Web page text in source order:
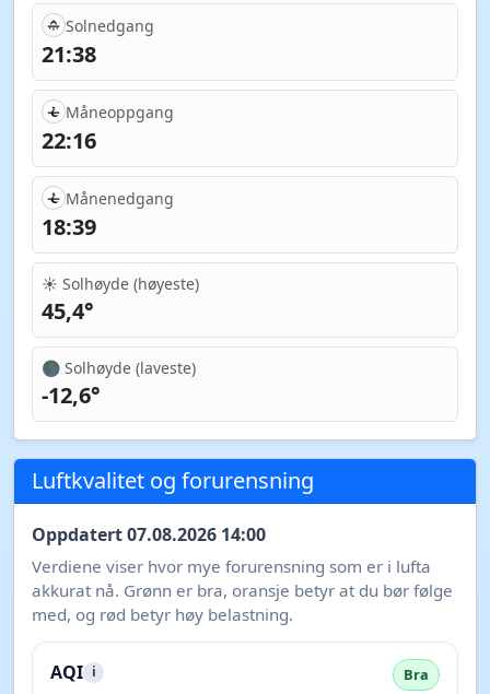
Solnedgang
21:38
Måneoppgang
22:16
Månenedgang
18:39
☀️ Solhøyde (høyeste)
45,4°
🌑 Solhøyde (laveste)
-12,6°
Luftkvalitet og forurensning
Oppdatert 07.08.2026 14:00
Verdiene viser hvor mye forurensning som er i lufta
akkurat nå. Grønn er bra, oransje betyr at du bør følge
med, og rød betyr høy belastning.
AQI i Bra